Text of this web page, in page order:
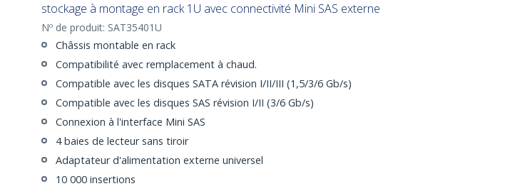
stockage à montage en rack 1U avec connectivité Mini SAS externe
Nº de produit: SAT35401U
Châssis montable en rack
Compatibilité avec remplacement à chaud.
Compatible avec les disques SATA révision I/II/III (1,5/3/6 Gb/s)
Compatible avec les disques SAS révision I/II (3/6 Gb/s)
Connexion à l'interface Mini SAS
4 baies de lecteur sans tiroir
Adaptateur d'alimentation externe universel
10 000 insertions